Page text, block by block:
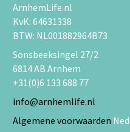
ArnhemLife.nl
KvK: 64631338
BTW: NL001882964B73
Sonsbeeksingel 27/2
6814 AB Arnhem
+31(0)6 133 688 77
info@arnhemlife.nl
Algemene voorwaarden